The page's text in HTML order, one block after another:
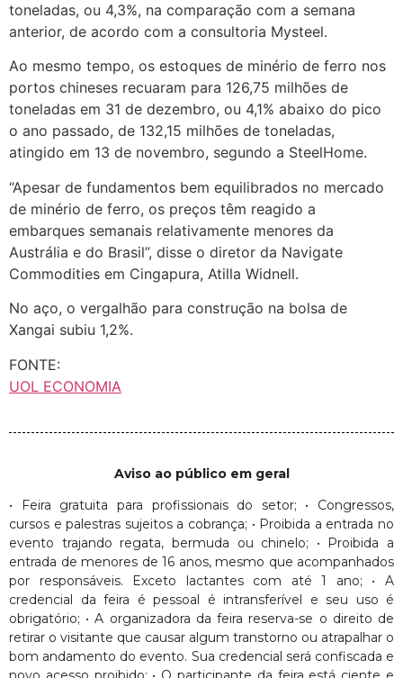
toneladas, ou 4,3%, na comparação com a semana
anterior, de acordo com a consultoria Mysteel.
Ao mesmo tempo, os estoques de minério de ferro nos
portos chineses recuaram para 126,75 milhões de
toneladas em 31 de dezembro, ou 4,1% abaixo do pico
o ano passado, de 132,15 milhões de toneladas,
atingido em 13 de novembro, segundo a SteelHome.
“Apesar de fundamentos bem equilibrados no mercado
de minério de ferro, os preços têm reagido a
embarques semanais relativamente menores da
Austrália e do Brasil”, disse o diretor da Navigate
Commodities em Cingapura, Atilla Widnell.
No aço, o vergalhão para construção na bolsa de
Xangai subiu 1,2%.
FONTE:
UOL ECONOMIA
Aviso ao público em geral
• Feira gratuita para profissionais do setor; • Congressos,
cursos e palestras sujeitos a cobrança; • Proibida a entrada no
evento trajando regata, bermuda ou chinelo; • Proibida a
entrada de menores de 16 anos, mesmo que acompanhados
por responsáveis. Exceto lactantes com até 1 ano; • A
credencial da feira é pessoal é intransferível e seu uso é
obrigatório; • A organizadora da feira reserva-se o direito de
retirar o visitante que causar algum transtorno ou atrapalhar o
bom andamento do evento. Sua credencial será confiscada e